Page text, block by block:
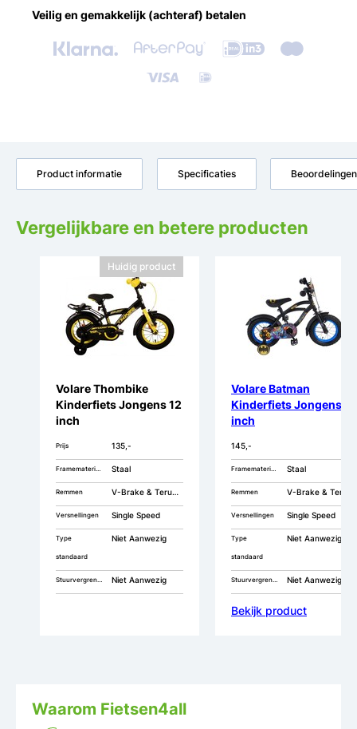
Veilig en gemakkelijk (achteraf) betalen
Product informatie Specificaties Beoordelingen
Vergelijkbare en betere producten
Huidig product
Volare Thombike
Kinderfiets Jongens 12
inch
Prijs 135,-
Framemateriaal Staal
Remmen V-Brake & Terugtrap
Versnellingen Single Speed
Type
standaard
Niet Aanwezig
Stuurvergrendeling Niet Aanwezig
Volare Batman
Kinderfiets Jongens 12
inch
145,-
Framemateriaal Staal
Remmen V-Brake & Terugtrap
Versnellingen Single Speed
Type
standaard
Niet Aanwezig
Stuurvergrendeling Niet Aanwezig
Bekijk product
Waarom Fietsen4all